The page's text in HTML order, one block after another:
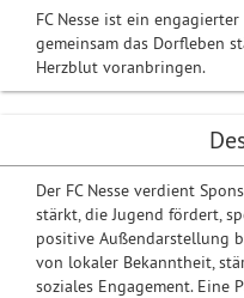
FC Nesse ist ein
gemeinsam das Dorfleben
Herzblut voranbringen.
Der FC Nesse verdient
stärkt, die Jugend fördert,
positive Außendarstellung
von lokaler Bekanntheit,
soziales Engagement. Eine